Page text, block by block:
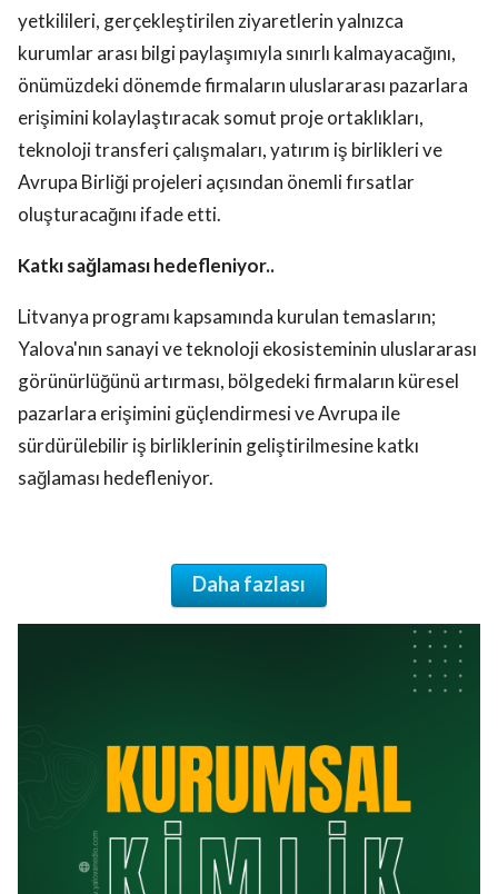
yetkilileri, gerçekleştirilen ziyaretlerin yalnızca
kurumlar arası bilgi paylaşımıyla sınırlı kalmayacağını,
önümüzdeki dönemde firmaların uluslararası pazarlara
erişimini kolaylaştıracak somut proje ortaklıkları,
teknoloji transferi çalışmaları, yatırım iş birlikleri ve
Avrupa Birliği projeleri açısından önemli fırsatlar
oluşturacağını ifade etti.
Katkı sağlaması hedefleniyor..
Litvanya programı kapsamında kurulan temasların;
Yalova'nın sanayi ve teknoloji ekosisteminin uluslararası
görünürlüğünü artırması, bölgedeki firmaların küresel
pazarlara erişimini güçlendirmesi ve Avrupa ile
sürdürülebilir iş birliklerinin geliştirilmesine katkı
sağlaması hedefleniyor.
Daha fazlası